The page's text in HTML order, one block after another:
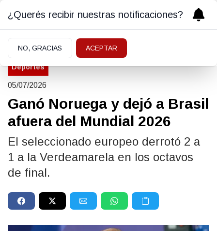
Deportes
05/07/2026
Ganó Noruega y dejó a Brasil
afuera del Mundial 2026
El seleccionado europeo derrotó 2 a
1 a la Verdeamarela en los octavos
de final.
¿Querés recibir nuestras notificaciones?
NO, GRACIAS ACEPTAR